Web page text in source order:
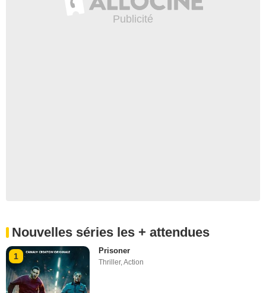
Nouvelles séries les + attendues
1
Prisoner
Thriller,Action